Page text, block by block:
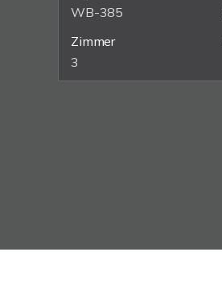
WB-385
Zimmer
3